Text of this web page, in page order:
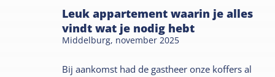
Leuk appartement waarin je alles
vindt wat je nodig hebt
Middelburg, november 2025
Bij aankomst had de gastheer onze koffers al